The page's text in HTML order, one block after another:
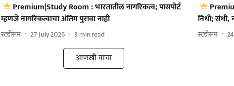
Premium|Study Room : भारतातील नागरिकत्व; पासपोर्ट
म्हणजे नागरिकत्वाचा अंतिम पुरावा नाही
स्टडीरूम 27 July 2026 3 min read
निधी; संधी,
स्टडीरूम
आणखी वाचा